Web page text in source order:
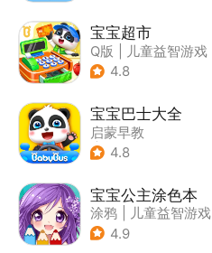
宝宝超市
Q版
儿童益智游戏
4.8
宝宝巴士大全
启蒙早教
| 儿童益智游戏
4.8
宝宝公主涂色本
涂鸦
儿童益智游戏
4.9